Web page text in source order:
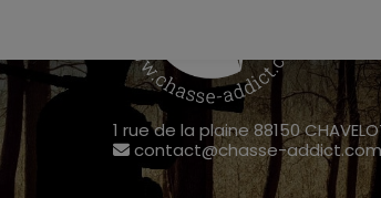
1 rue de la plaine 88150
contact@chasse-addict.com